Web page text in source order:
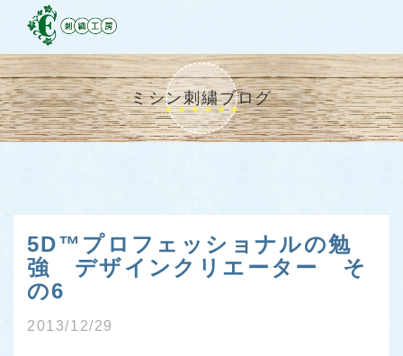
ミシン刺繍ブログ
5D™プロフェッショナルの勉
強 デザインクリエーター そ
の6
2013/12/29